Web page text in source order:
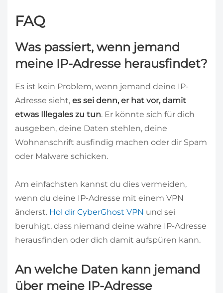
FAQ
Was passiert, wenn jemand
meine IP-Adresse herausfindet?
Es ist kein Problem, wenn jemand deine IP-
Adresse sieht, es sei denn, er hat vor, damit
etwas Illegales zu tun. Er könnte sich für dich
ausgeben, deine Daten stehlen, deine
Wohnanschrift ausfindig machen oder dir Spam
oder Malware schicken.
Am einfachsten kannst du dies vermeiden,
wenn du deine IP-Adresse mit einem VPN
änderst. Hol dir CyberGhost VPN und sei
beruhigt, dass niemand deine wahre IP-Adresse
herausfinden oder dich damit aufspüren kann.
An welche Daten kann jemand
über meine IP-Adresse